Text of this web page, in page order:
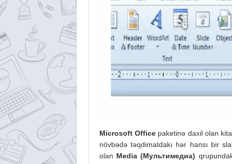
Microsoft Office paketinə daxil olan
növbədə təqdimatdakı hər hansı bir
olan Media (Мультимедиа)